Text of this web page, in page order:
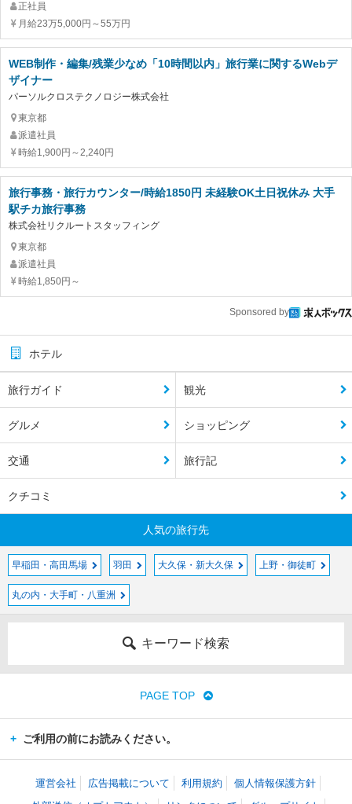
正社員
月給23万5,000円～55万円
WEB制作・編集/残業少なめ「10時間以内」旅行業に関するWebデ
ザイナー
パーソルクロステクノロジー株式会社
東京都
派遣社員
時給1,900円～2,240円
旅行事務・旅行カウンター/時給1850円 未経験OK土日祝休み 大手
駅チカ旅行事務
株式会社リクルートスタッフィング
東京都
派遣社員
時給1,850円～
Sponsored by
ホテル
旅行ガイド 観光
グルメ ショッピング
交通 旅行記
クチコミ
人気の旅行先
早稲田・高田馬場 羽田 大久保・新大久保 上野・御徒町
丸の内・大手町・八重洲
キーワード検索
PAGE TOP
ご利用の前にお読みください。
運営会社 広告掲載について 利用規約
個人情報保護方針